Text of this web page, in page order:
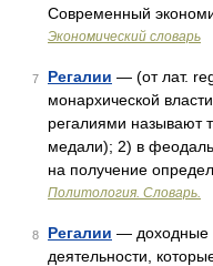
Современный
Экономический словарь
7 Регалии — (от лат.
монархической
регалиями называют
медали); 2) в
на получение
Политология. Словарь.
8 Регалии — доходные
деятельности,